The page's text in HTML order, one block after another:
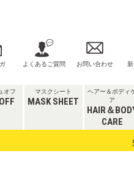
よくあるご質問 お問い合わせ
オフ マスクシート
MASK SHEET
ヘアー＆ボディ
ア
HAIR＆
CARE